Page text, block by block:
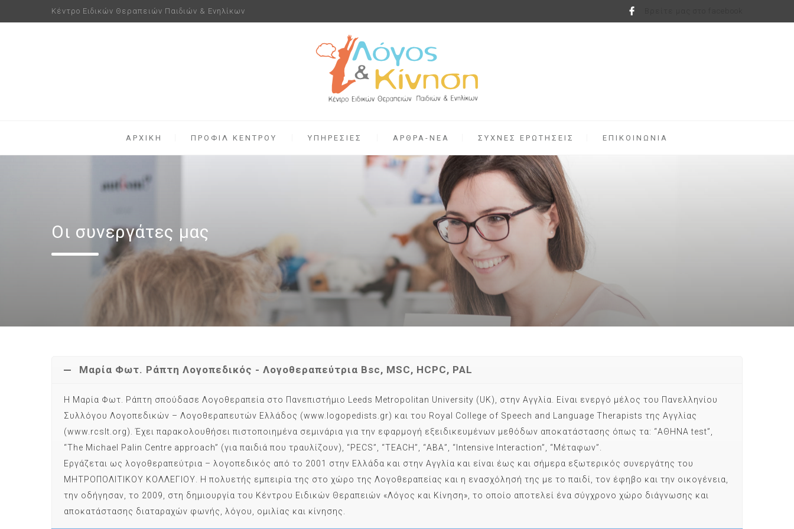
Κέντρο Ειδικών Θεραπειών Παιδιών & Ενηλίκων
ΑΡΧΙΚΗ ΠΡΟΦΙΛ ΚΕΝΤΡΟΥ ΥΠΗΡΕΣΙΕΣ ΑΡΘΡΑ-ΝΕΑ ΣΥΧΝΕΣ ΕΡΩΤΗΣΕΙΣ ΕΠΙΚΟΙΝΩΝΙΑ
Οι συνεργάτες μας
Μαρία Φωτ. Ράπτη Λογοπεδικός - Λογοθεραπεύτρια Bsc, MSC, HCPC, PAL
Η Μαρία Φωτ. Ράπτη σπούδασε Λογοθεραπεία στο Πανεπιστήμιο Leeds Metropolitan University (UK), στην Αγγλία. Είναι ενεργό μέλος του Πανελληνίου
Συλλόγου Λογοπεδικών – Λογοθεραπευτών Ελλάδος (www.logopedists.gr) και του Royal College of Speech and Language Therapists της Αγγλίας
(www.rcslt.org). Έχει παρακολουθήσει πιστοποιημένα σεμινάρια για την εφαρμογή εξειδικευμένων μεθόδων αποκατάστασης όπως τα: “ΑΘΗΝΑ test”,
“The Michael Palin Centre approach” (για παιδιά που τραυλίζουν), “PECS”, “TEACH”, “ΑΒΑ”, “Intensive Interaction”, “Mέταφων”.
Εργάζεται ως λογοθεραπεύτρια – λογοπεδικός από το 2001 στην Ελλάδα και στην Αγγλία και είναι έως και σήμερα εξωτερικός συνεργάτης του
ΜΗΤΡΟΠΟΛΙΤΙΚΟΥ ΚΟΛΛΕΓΙΟΥ. Η πολυετής εμπειρία της στο χώρο της Λογοθεραπείας και η ενασχόλησή της με το παιδί, τον έφηβο και την οικογένεια,
την οδήγησαν, το 2009, στη δημιουργία του Κέντρου Ειδικών Θεραπειών «Λόγος και Κίνηση», το οποίο αποτελεί ένα σύγχρονο χώρο διάγνωσης και
αποκατάστασης διαταραχών φωνής, λόγου, ομιλίας και κίνησης.